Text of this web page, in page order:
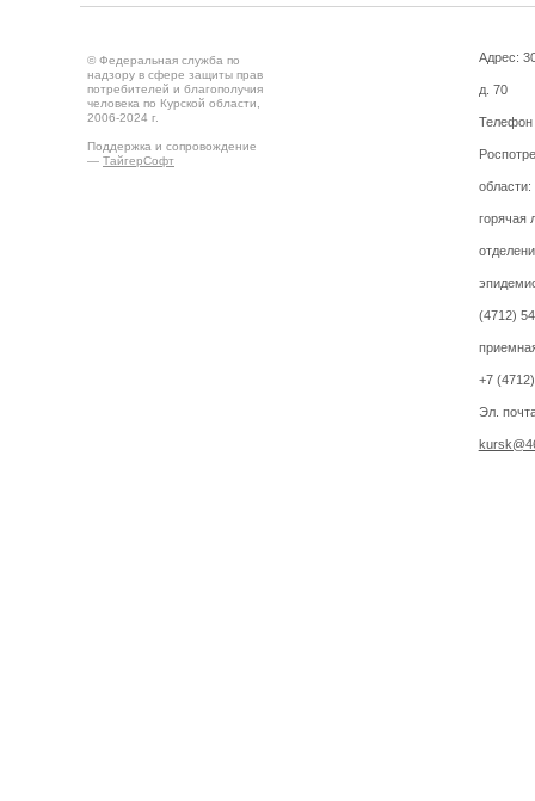
© Федеральная служба по
надзору в сфере защиты прав
потребителей и благополучия
человека по Курской области,
2006-2024 г.
Поддержка и сопровождение
— ТайгерСофт
Адрес:
д. 70
Телефон
области:
горячая
(4712)
+7
Эл.